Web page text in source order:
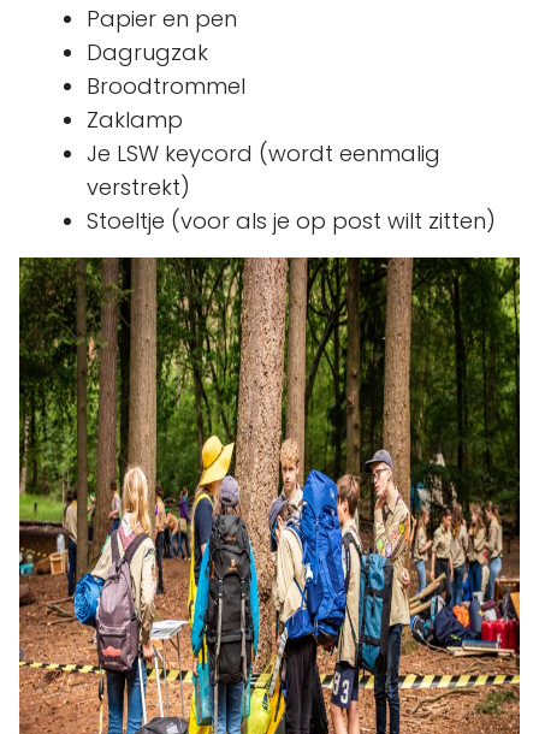
Papier en pen
Dagrugzak
Broodtrommel
Zaklamp
Je LSW keycord (wordt eenmalig
verstrekt)
Stoeltje (voor als je op post wilt zitten)